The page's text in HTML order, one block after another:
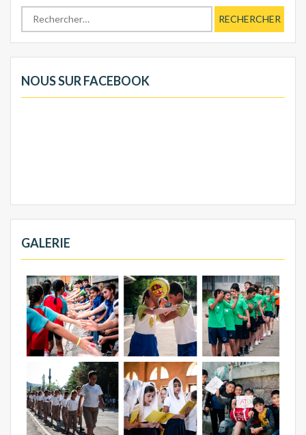
Rechercher :
NOUS SUR FACEBOOK
GALERIE